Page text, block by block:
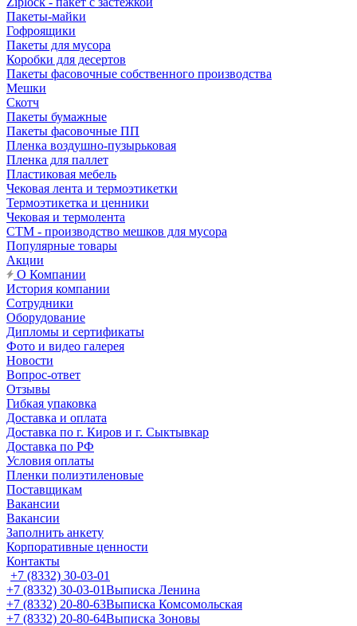
Пакеты-майки
Гофроящики
Пакеты для мусора
Коробки для десертов
Пакеты фасовочные собственного производства
Мешки
Скотч
Пакеты бумажные
Пакеты фасовочные ПП
Пленка воздушно-пузырьковая
Пленка для паллет
Пластиковая мебель
Чековая лента и термоэтикетки
Термоэтикетка и ценники
Чековая и термолента
СТМ - производство мешков для мусора
Популярные товары
Акции
О Компании
История компании
Сотрудники
Оборудование
Дипломы и сертификаты
Фото и видео галерея
Новости
Вопрос-ответ
Отзывы
Гибкая упаковка
Доставка и оплата
Доставка по г. Киров и г. Сыктывкар
Доставка по РФ
Условия оплаты
Пленки полиэтиленовые
Поставщикам
Вакансии
Вакансии
Заполнить анкету
Корпоративные ценности
Контакты
+7 (8332) 30-03-01
+7 (8332) 30-03-01Выписка Ленина
+7 (8332) 20-80-63Выписка Комсомольская
+7 (8332) 20-80-64Выписка Зоновы